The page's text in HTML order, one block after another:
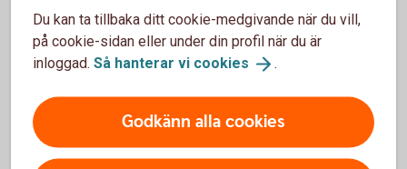
3 tips för att minska matsvinnet
4 perfekta presenter
Du kan ta tillbaka ditt cookie-medgivande när du vill,
på cookie-sidan eller under din profil när du är
inloggad. Så hanterar vi cookies .
Godkänn alla cookies